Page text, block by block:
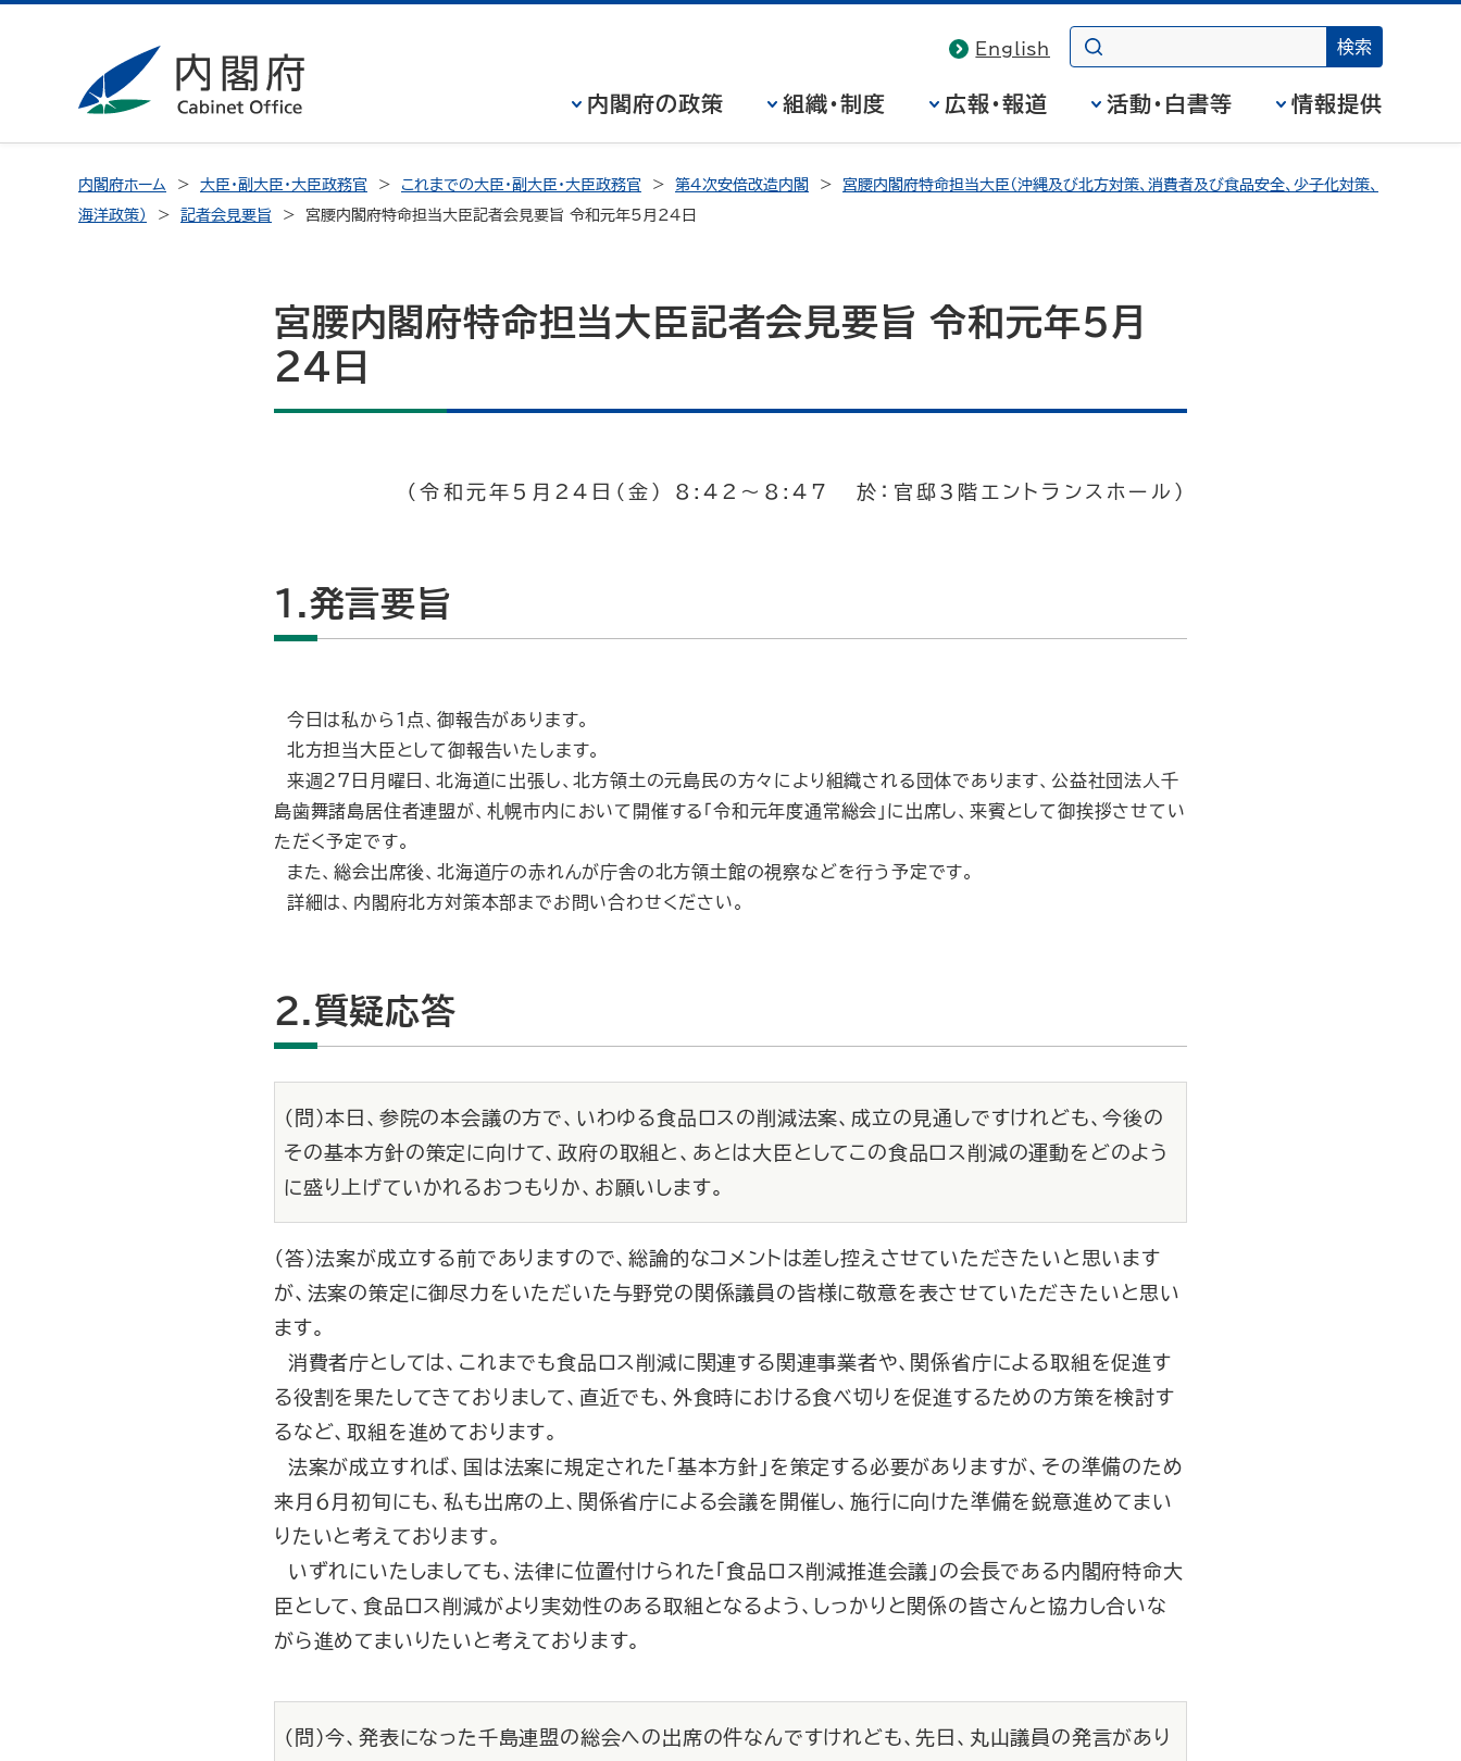
English
内閣府の政策 組織・制度 広報・報道 活動・白書等 情報提供
内閣府ホーム 大臣・副大臣・大臣政務官 これまでの大臣・副大臣・大臣政務官 第4次安倍改造内閣
宮腰内閣府特命担当大臣（沖縄及び北方対策、消費者及び食品安全、少子化対策、
海洋政策）
記者会見要旨 宮腰内閣府特命担当大臣記者会見要旨 令和元年5月24日
宮腰内閣府特命担当大臣記者会見要旨 令和元年5月
24日
（令和元年5月24日（金） 8:42～8:47 於：官邸3階エントランスホール）
1.発言要旨
今日は私から１点、御報告があります。
北方担当大臣として御報告いたします。
来週27日月曜日、北海道に出張し、北方領土の元島民の方々により組織される団体であります、公益社団法人千
島歯舞諸島居住者連盟が、札幌市内において開催する「令和元年度通常総会」に出席し、来賓として御挨拶させてい
ただく予定です。
また、総会出席後、北海道庁の赤れんが庁舎の北方領土館の視察などを行う予定です。
詳細は、内閣府北方対策本部までお問い合わせください。
2.質疑応答
（問）本日、参院の本会議の方で、いわゆる食品ロスの削減法案、成立の見通しですけれども、今後の
その基本方針の策定に向けて、政府の取組と、あとは大臣としてこの食品ロス削減の運動をどのよう
に盛り上げていかれるおつもりか、お願いします。
（答）法案が成立する前でありますので、総論的なコメントは差し控えさせていただきたいと思います
が、法案の策定に御尽力をいただいた与野党の関係議員の皆様に敬意を表させていただきたいと思い
ます。
消費者庁としては、これまでも食品ロス削減に関連する関連事業者や、関係省庁による取組を促進す
る役割を果たしてきておりまして、直近でも、外食時における食べ切りを促進するための方策を検討す
るなど、取組を進めております。
法案が成立すれば、国は法案に規定された「基本方針」を策定する必要がありますが、その準備のため
来月６月初旬にも、私も出席の上、関係省庁による会議を開催し、施行に向けた準備を鋭意進めてまい
りたいと考えております。
いずれにいたしましても、法律に位置付けられた「食品ロス削減推進会議」の会長である内閣府特命大
臣として、食品ロス削減がより実効性のある取組となるよう、しっかりと関係の皆さんと協力し合いな
がら進めてまいりたいと考えております。
（問）今、発表になった千島連盟の総会への出席の件なんですけれども、先日、丸山議員の発言があり